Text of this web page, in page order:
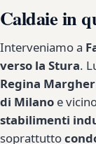
Caldaie in
Interveniamo a
verso la Stura.
Regina
di Milano e
stabilimenti
soprattutto